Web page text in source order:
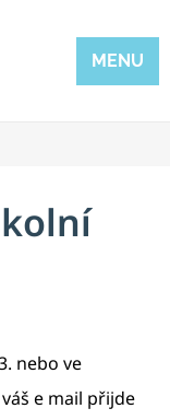
MENU
nebo ve
e mail přijde